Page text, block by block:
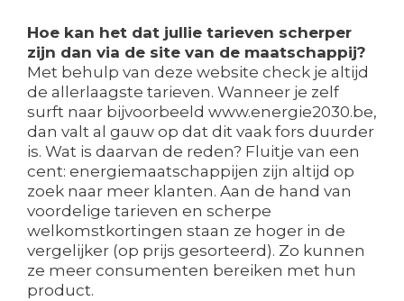
Hoe kan het dat jullie tarieven scherper
zijn dan via de site van de maatschappij?
Met behulp van deze website check je altijd
de allerlaagste tarieven. Wanneer je zelf
surft naar bijvoorbeeld www.energie2030.be,
dan valt al gauw op dat dit vaak fors duurder
is. Wat is daarvan de reden? Fluitje van een
cent: energiemaatschappijen zijn altijd op
zoek naar meer klanten. Aan de hand van
voordelige tarieven en scherpe
welkomstkortingen staan ze hoger in de
vergelijker (op prijs gesorteerd). Zo kunnen
ze meer consumenten bereiken met hun
product.